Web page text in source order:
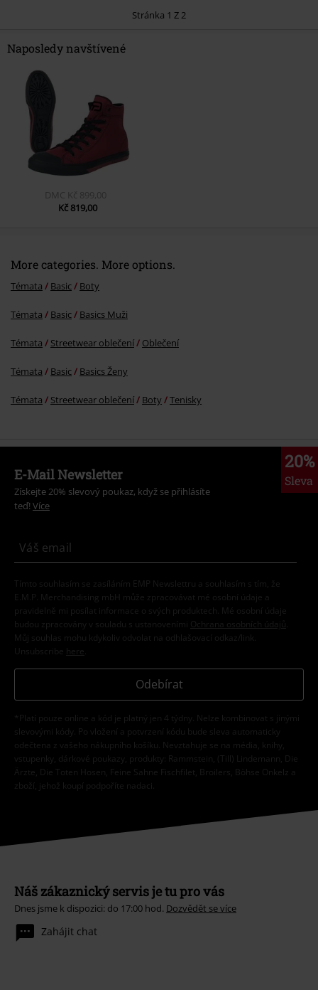
Odeslat komentář
Stránka 1 Z 2
Naposledy navštívené
DMC Kč 899,00
Kč 819,00
More categories. More options.
Témata Basic Boty
Témata Basic Basics Muži
Témata Streetwear oblečení Oblečení
Témata Basic Basics Ženy
Témata Streetwear oblečení Boty Tenisky
20%
Sleva
E-Mail Newsletter
Získejte 20% slevový poukaz, když se přihlásíte
teď! Více
Tímto souhlasím se zasíláním EMP Newslettru a souhlasím s tím, že
E.M.P. Merchandising mbH může zpracovávat mé osobní údaje a
pravidelně mi posílat informace o svých produktech. Mé osobní údaje
budou zpracovány v souladu s ustanoveními
Ochrana osobních údajů
Můj souhlas mohu kdykoliv odvolat na odhlašovací odkaz/link.
Unsubscribe here
Odebírat
*Platí pouze online a kód je platný jen 4 týdny. Nelze kombinovat s jinými
slevovými kódy. Po vložení a potvrzení kódu bude sleva automaticky
odečtena z vašeho nákupního košíku. Nevztahuje se na média, knihy,
vstupenky, dárkové poukazy, produkty: Rammstein, (Till) Lindemann, Die
Ärzte, Die Toten Hosen, Feine Sahne Fischfilet, Broilers, Böhse Onkelz a
zboží, jehož koupí podpoříte nadaci.
Náš zákaznický servis je tu pro vás
Dnes jsme k dispozici: do 17:00 hod. Dozvědět se více
Zahájit chat